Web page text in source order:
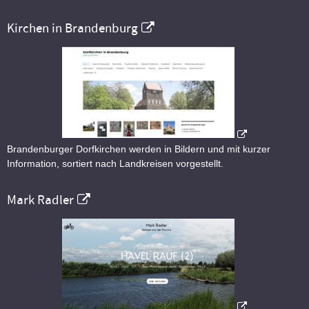
Kirchen in Brandenburg
Brandenburger Dorfkirchen werden in Bildern und mit kurzer
Information, sortiert nach Landkreisen vorgestellt.
Mark Radler